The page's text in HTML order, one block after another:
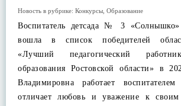
Новость в рубрике: Конкурсы Образование
Воспитатель детсада № 3
вошла в список победителей
«Лучший педагогический
образования Ростовской области» в
Владимировна работает
отличает любовь и уважение к своим